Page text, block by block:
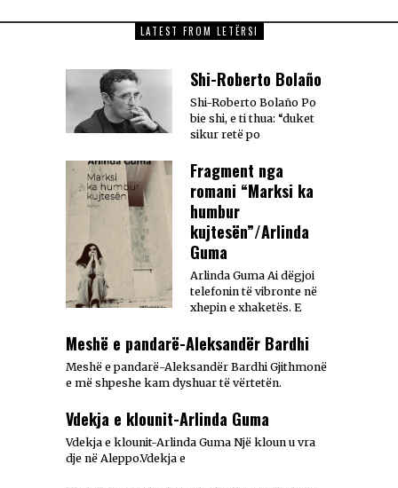
LATEST FROM LETËRSI
Shi-Roberto Bolaño
Shi-Roberto Bolaño Po
bie shi, e ti thua: “duket
sikur retë po
Fragment nga
romani “Marksi ka
humbur
kujtesën”/Arlinda
Guma
Arlinda Guma Ai dëgjoi
telefonin të vibronte në
xhepin e xhaketës. E
Meshë e pandarë-Aleksandër Bardhi
Meshë e pandarë-Aleksandër Bardhi Gjithmonë
e më shpeshe kam dyshuar të vërtetën.
Vdekja e klounit-Arlinda Guma
Vdekja e klounit-Arlinda Guma Një kloun u vra
dje në Aleppo.Vdekja e